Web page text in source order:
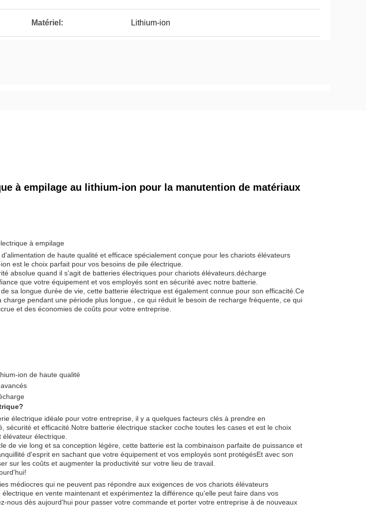
Matériel: Lithium-ion
à empilage au lithium-ion pour la manutention de matériaux
à empilage
de haute qualité et efficace spécialement conçue pour les chariots élévateurs
est le choix parfait pour vos besoins de pile électrique.
absolue quand il s'agit de batteries électriques pour chariots élévateurs.décharge
que votre équipement et vos employés sont en sécurité avec notre batterie.
sa longue durée de vie, cette batterie électrique est également connue pour son efficacité.Ce
charge pendant une période plus longue., ce qui réduit le besoin de recharge fréquente, ce qui
et des économies de coûts pour votre entreprise.
ion de haute qualité
électrique idéale pour votre entreprise, il y a quelques facteurs clés à prendre en
sécurité et efficacité.Notre batterie électrique stacker coche toutes les cases et est le choix
électrique.
de vie long et sa conception légère, cette batterie est la combinaison parfaite de puissance et
d'esprit en sachant que votre équipement et vos employés sont protégésEt avec son
sur les coûts et augmenter la productivité sur votre lieu de travail.
médiocres qui ne peuvent pas répondre aux exigences de vos chariots élévateurs
en vente maintenant et expérimentez la différence qu'elle peut faire dans vos
nous dès aujourd'hui pour passer votre commande et porter votre entreprise à de nouveaux